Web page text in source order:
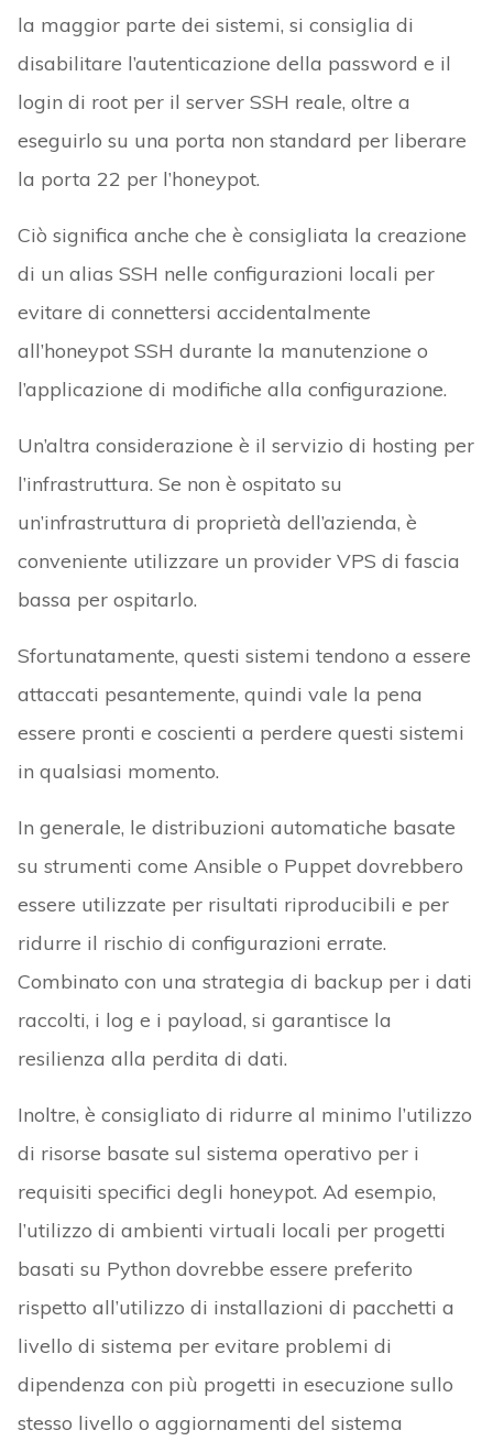
la maggior parte dei sistemi, si consiglia di
disabilitare l’autenticazione della password e il
login di root per il server SSH reale, oltre a
eseguirlo su una porta non standard per liberare
la porta 22 per l’honeypot.
Ciò significa anche che è consigliata la creazione
di un alias SSH nelle configurazioni locali per
evitare di connettersi accidentalmente
all’honeypot SSH durante la manutenzione o
l’applicazione di modifiche alla configurazione.
Un’altra considerazione è il servizio di hosting per
l’infrastruttura. Se non è ospitato su
un’infrastruttura di proprietà dell’azienda, è
conveniente utilizzare un provider VPS di fascia
bassa per ospitarlo.
Sfortunatamente, questi sistemi tendono a essere
attaccati pesantemente, quindi vale la pena
essere pronti e coscienti a perdere questi sistemi
in qualsiasi momento.
In generale, le distribuzioni automatiche basate
su strumenti come Ansible o Puppet dovrebbero
essere utilizzate per risultati riproducibili e per
ridurre il rischio di configurazioni errate.
Combinato con una strategia di backup per i dati
raccolti, i log e i payload, si garantisce la
resilienza alla perdita di dati.
Inoltre, è consigliato di ridurre al minimo l’utilizzo
di risorse basate sul sistema operativo per i
requisiti specifici degli honeypot. Ad esempio,
l’utilizzo di ambienti virtuali locali per progetti
basati su Python dovrebbe essere preferito
rispetto all’utilizzo di installazioni di pacchetti a
livello di sistema per evitare problemi di
dipendenza con più progetti in esecuzione sullo
stesso livello o aggiornamenti del sistema